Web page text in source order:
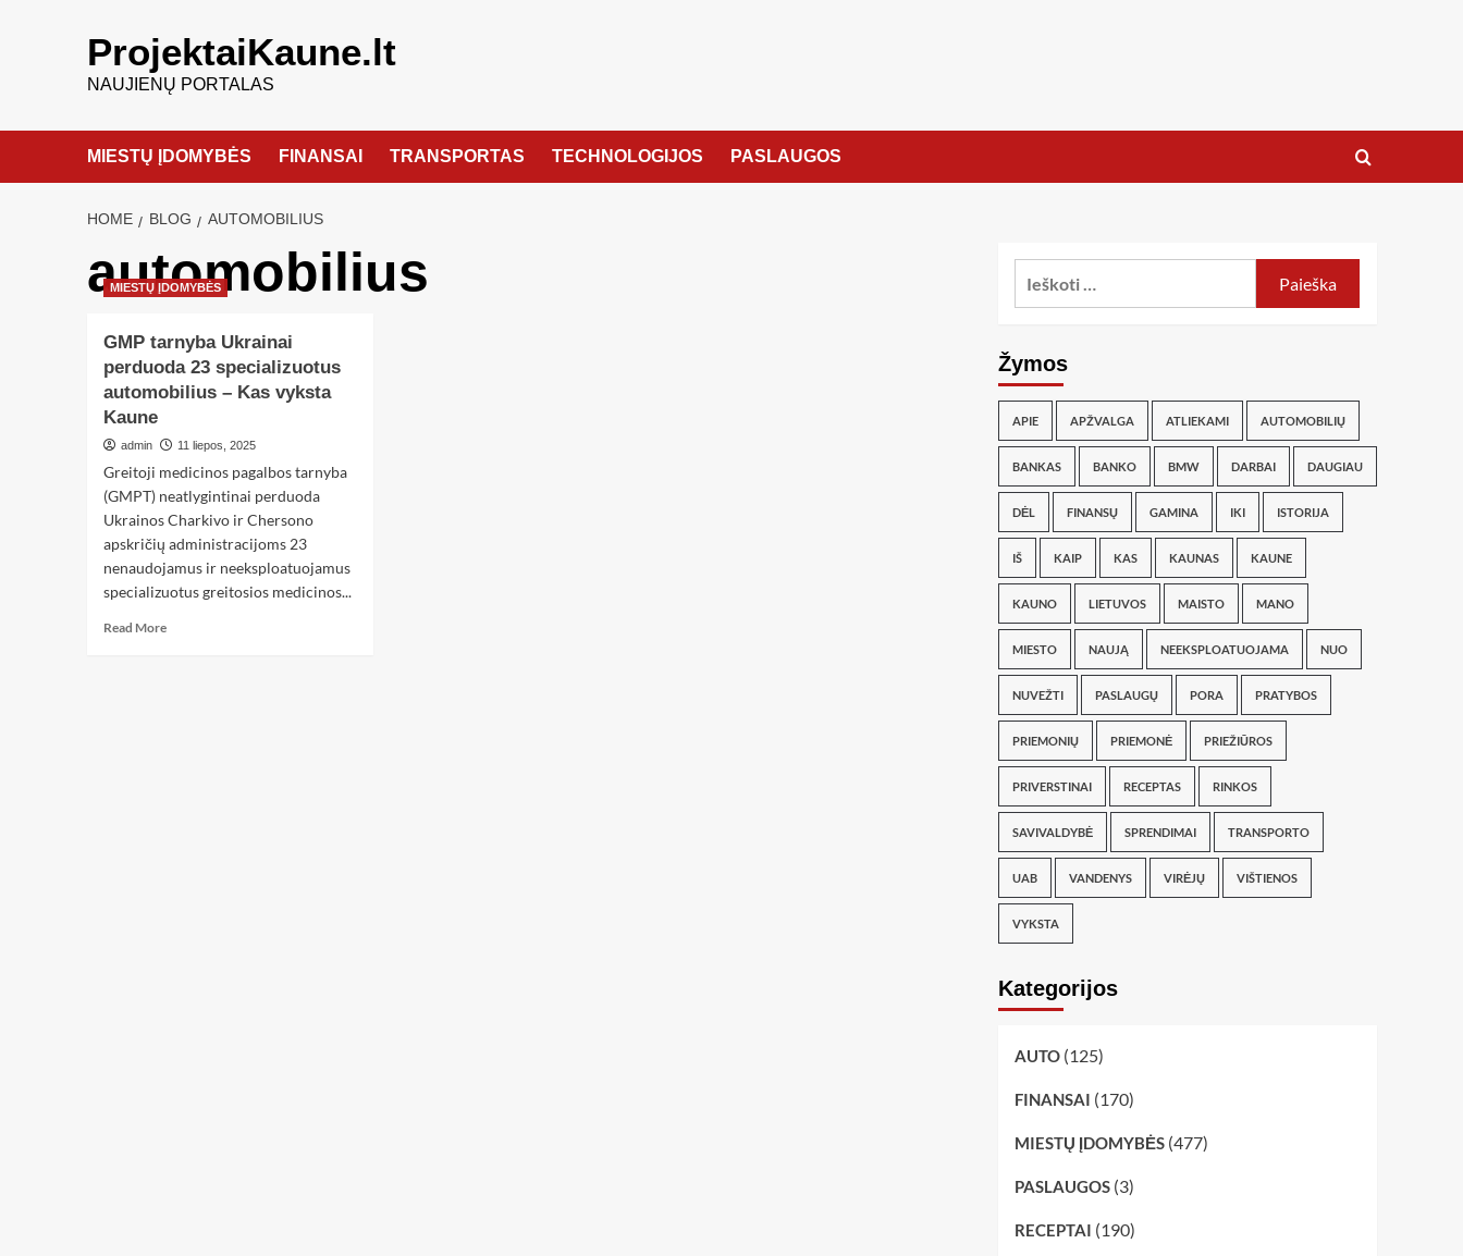
ProjektaiKaune.lt
NAUJIENŲ PORTALAS
MIESTŲ ĮDOMYBĖS FINANSAI TRANSPORTAS TECHNOLOGIJOS PASLAUGOS
HOME BLOG AUTOMOBILIUS
automobilius
MIESTŲ ĮDOMYBĖS
GMP tarnyba Ukrainai
perduoda 23 specializuotus
automobilius – Kas vyksta
Kaune
admin 11 liepos, 2025
Greitoji medicinos pagalbos tarnyba
(GMPT) neatlygintinai perduoda
Ukrainos Charkivo ir Chersono
apskričių administracijoms 23
nenaudojamus ir neeksploatuojamus
specializuotus greitosios medicinos...
Read More
Žymos
APIE APŽVALGA ATLIEKAMI AUTOMOBILIŲ
BANKAS BANKO BMW DARBAI DAUGIAU
DĖL FINANSŲ GAMINA IKI ISTORIJA
IŠ KAIP KAS KAUNAS KAUNE
KAUNO LIETUVOS MAISTO MANO
MIESTO NAUJĄ NEEKSPLOATUOJAMA NUO
NUVEŽTI PASLAUGŲ PORA PRATYBOS
PRIEMONIŲ PRIEMONĖ PRIEŽIŪROS
PRIVERSTINAI RECEPTAS RINKOS
SAVIVALDYBĖ SPRENDIMAI TRANSPORTO
UAB VANDENYS VIRĖJŲ VIŠTIENOS
VYKSTA
Kategorijos
AUTO(125)
FINANSAI (170)
MIESTŲ ĮDOMYBĖS(477)
PASLAUGOS(3)
RECEPTAI (190)